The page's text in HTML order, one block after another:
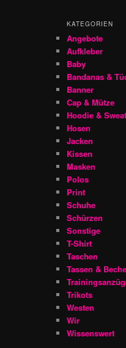
KATEGORIEN
Angebote
Aufkleber
Baby
Bandanas &
Banner
Cap & Mütze
Hoodie &
Hosen
Jacken
Kissen
Masken
Polos
Print
Schuhe
Schürzen
Sonstige
T-Shirt
Taschen
Tassen &
Trikots
Westen
Wir
Wissenswert